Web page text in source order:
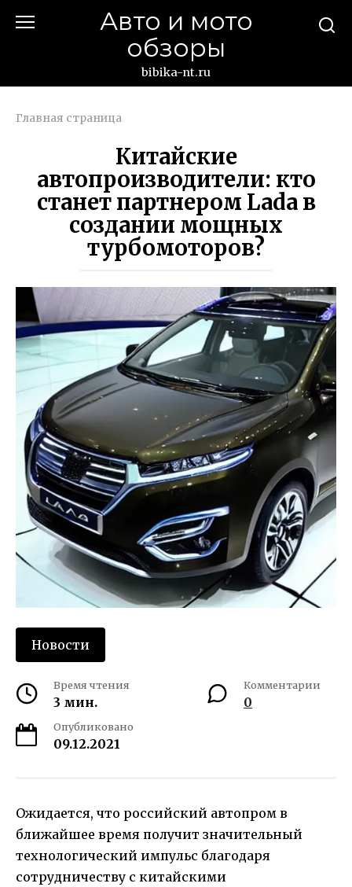
Авто и мото
обзоры
bibika-nt.ru
Главная страница
Китайские
автопроизводители: кто
станет партнером Lada в
создании мощных
турбомоторов?
Новости
Время чтения
3 мин.
Комментарии
0
Опубликовано
09.12.2021
Ожидается, что российский автопром в
ближайшее время получит значительный
технологический импульс благодаря
сотрудничеству с китайскими